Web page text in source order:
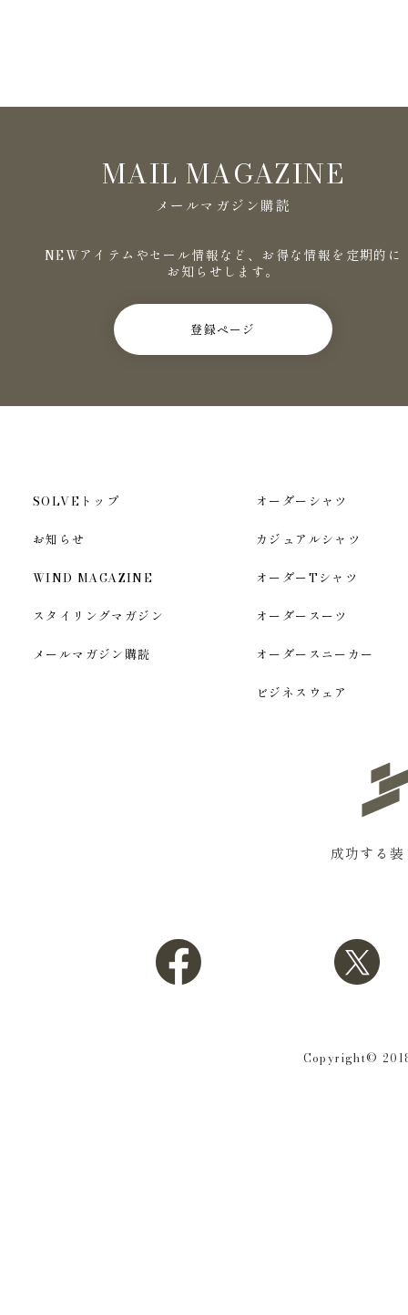
MAIL MAGAZINE
メールマガジン購読
NEWアイテムやセール情報など、お得な情報を定期的に
お知らせします。
登録ページ
SOLVEトップ
お知らせ
WIND MAGAZINE
スタイリングマガジン
メールマガジン購読
オーダーシャツ
カジュアルシャツ
オーダーTシャツ
オーダースーツ
オーダースニーカー
ビジネスウェア
成功する
Copyright©